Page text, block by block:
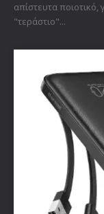
απίστευτα ποιοτικό,
"τεράστιο"...